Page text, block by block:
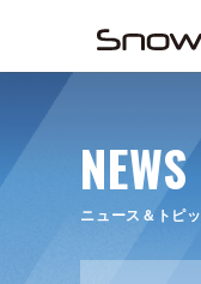
ニュース＆トピ